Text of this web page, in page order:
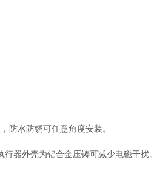
防水防锈可任意角度安装。
器外壳为铝合金压铸可减少电磁干扰。